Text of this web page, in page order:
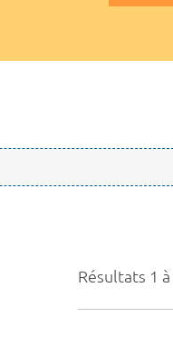
Résultats 1